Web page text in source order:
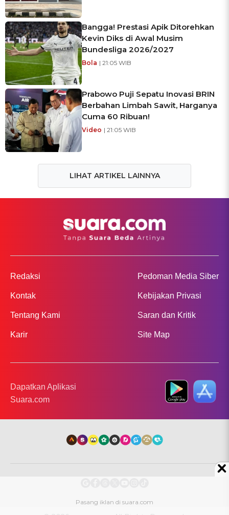
Bangga! Prestasi Apik Ditorehkan
Kevin Diks di Awal Musim
Bundesliga 2026/2027
Bola | 21:05 WIB
Prabowo Puji Sepatu Inovasi BRIN
Berbahan Limbah Sawit, Harganya
Cuma 60 Ribuan!
Video | 21:05 WIB
LIHAT ARTIKEL LAINNYA
Redaksi
Kontak
Tentang Kami
Karir
Pedoman Media Siber
Kebijakan Privasi
Saran dan Kritik
Site Map
Dapatkan Aplikasi
Suara.com